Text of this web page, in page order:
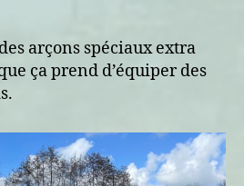
arçons spéciaux extra
ça prend d’équiper des